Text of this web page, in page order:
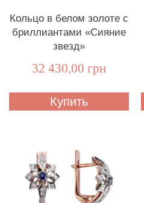
Кольцо в белом золоте с
бриллиантами «Сияние
звезд»
32 430,00 грн
Купить